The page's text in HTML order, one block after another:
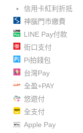
信用卡紅利折抵
神腦門市繳費
LINE Pay付款
街口支付
Pi拍錢包
台灣Pay
全盈+PAY
悠遊付
全支付
Apple Pay